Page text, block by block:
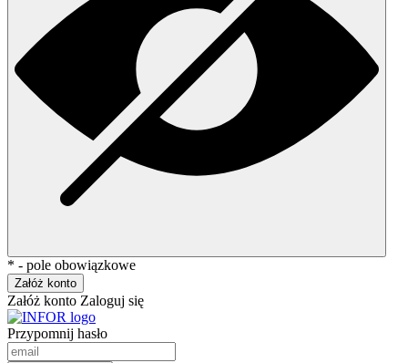
* - pole obowiązkowe
Załóż konto
Załóż konto Zaloguj się
Przypomnij hasło